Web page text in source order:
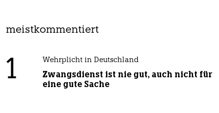
meistkommentiert
1 Wehrplicht in Deutschland
Zwangsdienst ist nie gut, auch nicht für
eine gute Sache